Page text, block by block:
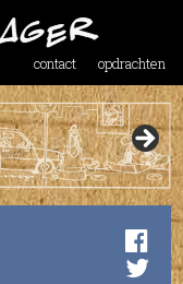
contact opdrachten